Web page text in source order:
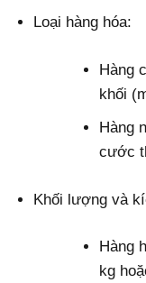
Loại hàng hóa:
Hàng
khối
Hàng
cước
Khối lượng và
Hàng
kg